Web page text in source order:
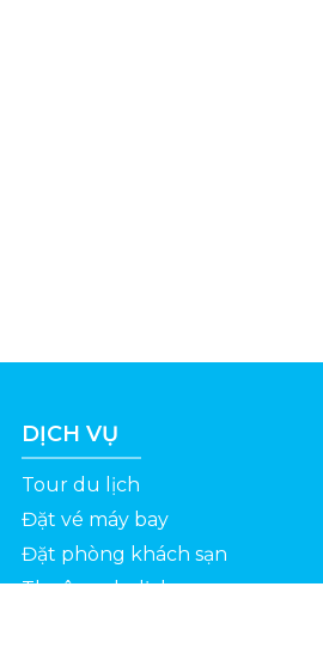
DỊCH VỤ
Tour du lịch
Đặt vé máy bay
Đặt phòng khách sạn
Thuê xe du lịch